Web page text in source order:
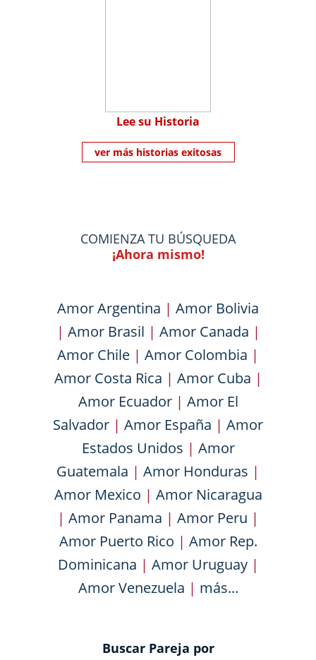
Lee su Historia
ver más historias exitosas
COMIENZA TU BÚSQUEDA
¡Ahora mismo!
Amor Argentina | Amor Bolivia
| Amor Brasil | Amor Canada |
Amor Chile | Amor Colombia |
Amor Costa Rica | Amor Cuba |
Amor Ecuador| Amor El
Salvador | Amor España | Amor
Estados Unidos | Amor
Guatemala | Amor Honduras |
Amor Mexico | Amor Nicaragua
| Amor Panama | Amor Peru |
Amor Puerto Rico | Amor Rep.
Dominicana | Amor Uruguay|
Amor Venezuela | más...
Buscar Pareja por